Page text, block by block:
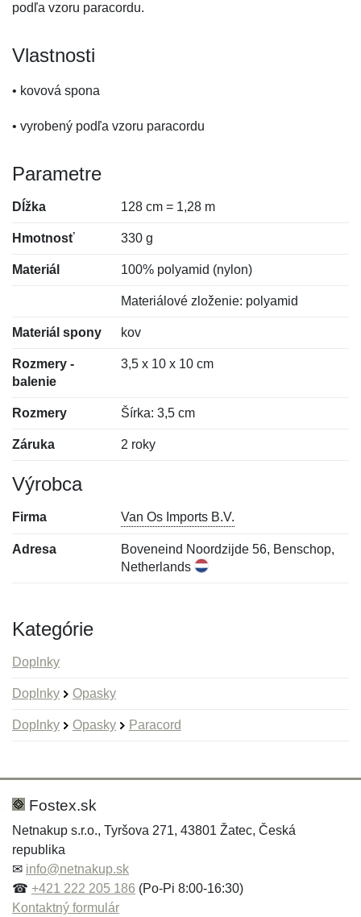
podľa vzoru paracordu.
Vlastnosti
• kovová spona
• vyrobený podľa vzoru paracordu
Parametre
Dĺžka 128 cm = 1,28 m
Hmotnosť 330 g
Materiál 100% polyamid (nylon)
Materiálové zloženie: polyamid
Materiál spony kov
Rozmery -
balenie
3,5 x 10 x 10 cm
Rozmery Šírka: 3,5 cm
Záruka 2 roky
Výrobca
Firma Van Os Imports B.V.
Adresa
Boveneind Noordzijde 56, Benschop,
Netherlands
Kategórie
Doplnky
Doplnky Opasky
Doplnky Opasky Paracord
Hodnotenie:
Meno:*
Meno:
E-mail:*
Fostex.sk
Netnakup s.r.o., Tyršova 271, 43801 Žatec, Česká
republika
✉ info@netnakup.sk
☎ +421 222 205 186 (Po-Pi 8:00-16:30)
Kontaktný formulár